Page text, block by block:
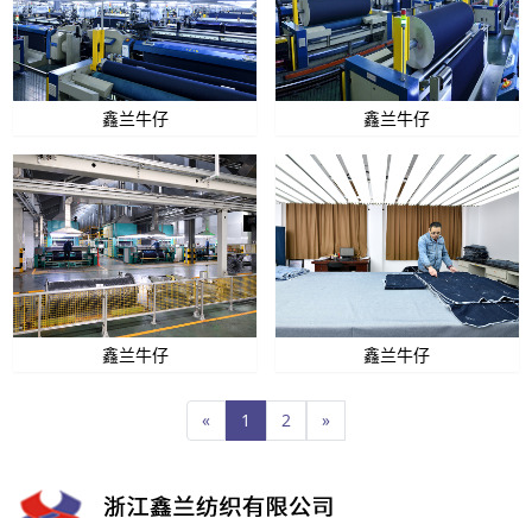
鑫兰牛仔 鑫兰牛仔
鑫兰牛仔 鑫兰牛仔
« 1 2 »